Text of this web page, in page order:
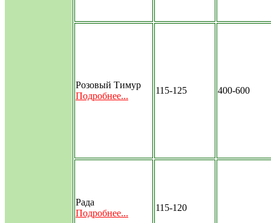
Розовый Тимур
Подробнее...
115-125 400-600
Рада
Подробнее...
115-120